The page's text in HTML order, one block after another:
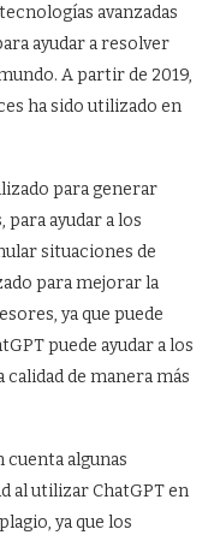
avanzadas
ayudar a resolver
A partir de 2019,
ha sido utilizado en
para generar
ayudar a los
situaciones de
para mejorar la
ya que puede
puede ayudar a los
de manera más
algunas
al utilizar ChatGPT en
ya que los